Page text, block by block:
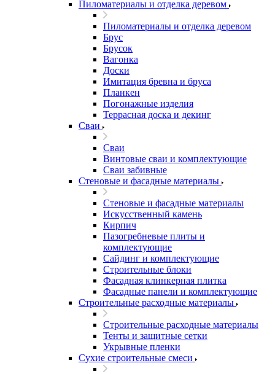
Пиломатериалы и отделка деревом
Пиломатериалы и отделка деревом
Брус
Брусок
Вагонка
Доски
Имитация бревна и бруса
Планкен
Погонажные изделия
Террасная доска и декинг
Сваи
Сваи
Винтовые сваи и комплектующие
Сваи забивные
Стеновые и фасадные материалы
Стеновые и фасадные материалы
Искусственный камень
Кирпич
Пазогребневые плиты и
комплектующие
Сайдинг и комплектующие
Строительные блоки
Фасадная клинкерная плитка
Фасадные панели и комплектующие
Строительные расходные материалы
Строительные расходные материалы
Тенты и защитные сетки
Укрывные пленки
Сухие строительные смеси